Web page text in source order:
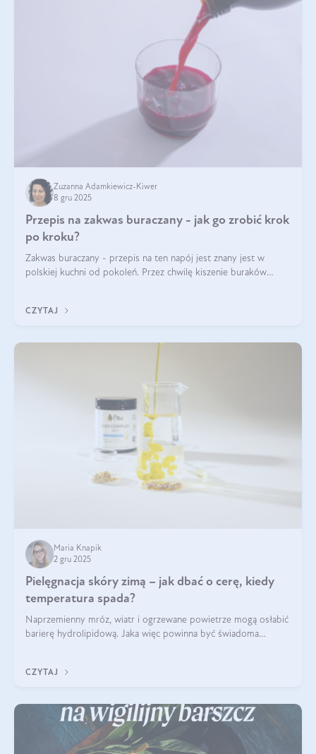
Zuzanna Adamkiewicz-Kiwer
8 gru 2025
Przepis na zakwas buraczany - jak go zrobić krok
po kroku?
Zakwas buraczany - przepis na ten napój jest znany jest w
polskiej kuchni od pokoleń. Przez chwilę kiszenie buraków
CZYTAJ
Maria Knapik
2 gru 2025
Pielęgnacja skóry zimą – jak dbać o cerę, kiedy
temperatura spada?
Naprzemienny mróz, wiatr i ogrzewane powietrze mogą osłabić
barierę hydrolipidową. Jaka więc powinna być świadoma
CZYTAJ